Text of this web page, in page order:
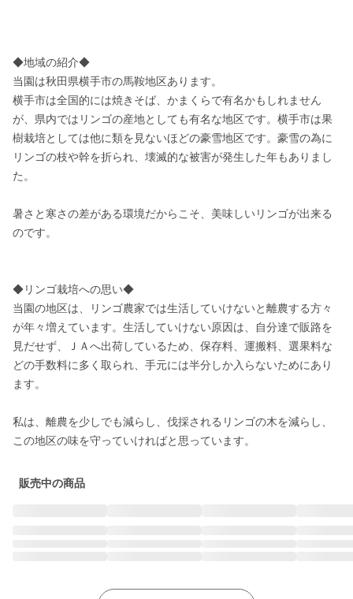
◆地域の紹介◆
当園は秋田県横手市の馬鞍地区あります。
横手市は全国的には焼きそば、かまくらで有名かもしれません
が、県内ではリンゴの産地としても有名な地区です。横手市は果
樹栽培としては他に類を見ないほどの豪雪地区です。豪雪の為に
リンゴの枝や幹を折られ、壊滅的な被害が発生した年もありまし
た。
暑さと寒さの差がある環境だからこそ、美味しいリンゴが出来る
のです。
◆リンゴ栽培への思い◆
当園の地区は、リンゴ農家では生活していけないと離農する方々
が年々増えています。生活していけない原因は、自分達で販路を
見だせず、ＪＡへ出荷しているため、保存料、運搬料、選果料な
どの手数料に多く取られ、手元には半分しか入らないためにあり
ます。
私は、離農を少しでも減らし、伐採されるリンゴの木を減らし、
この地区の味を守っていければと思っています。
販売中の商品